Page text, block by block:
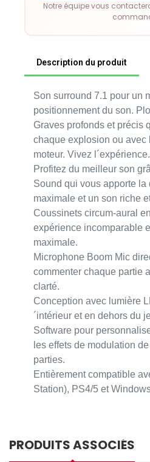
Notre équipe vous
Description du produit
Son surround 7.1 pour un
positionnement du son.
Graves profonds et précis
chaque explosion ou avec
moteur. Vivez l´expérience.
Profitez du meilleur son
Sound qui vous apporte la
maximale et un son riche
Coussinets circum-aural
expérience incomparable
maximale.
Microphone Boom Mic
commenter chaque partie
clarté.
Conception avec lumière
´intérieur et en dehors du
Software pour
les effets de modulation
parties.
Entièrement compatible
Station), PS4/5 et
PRODUITS ASSOCIÉS